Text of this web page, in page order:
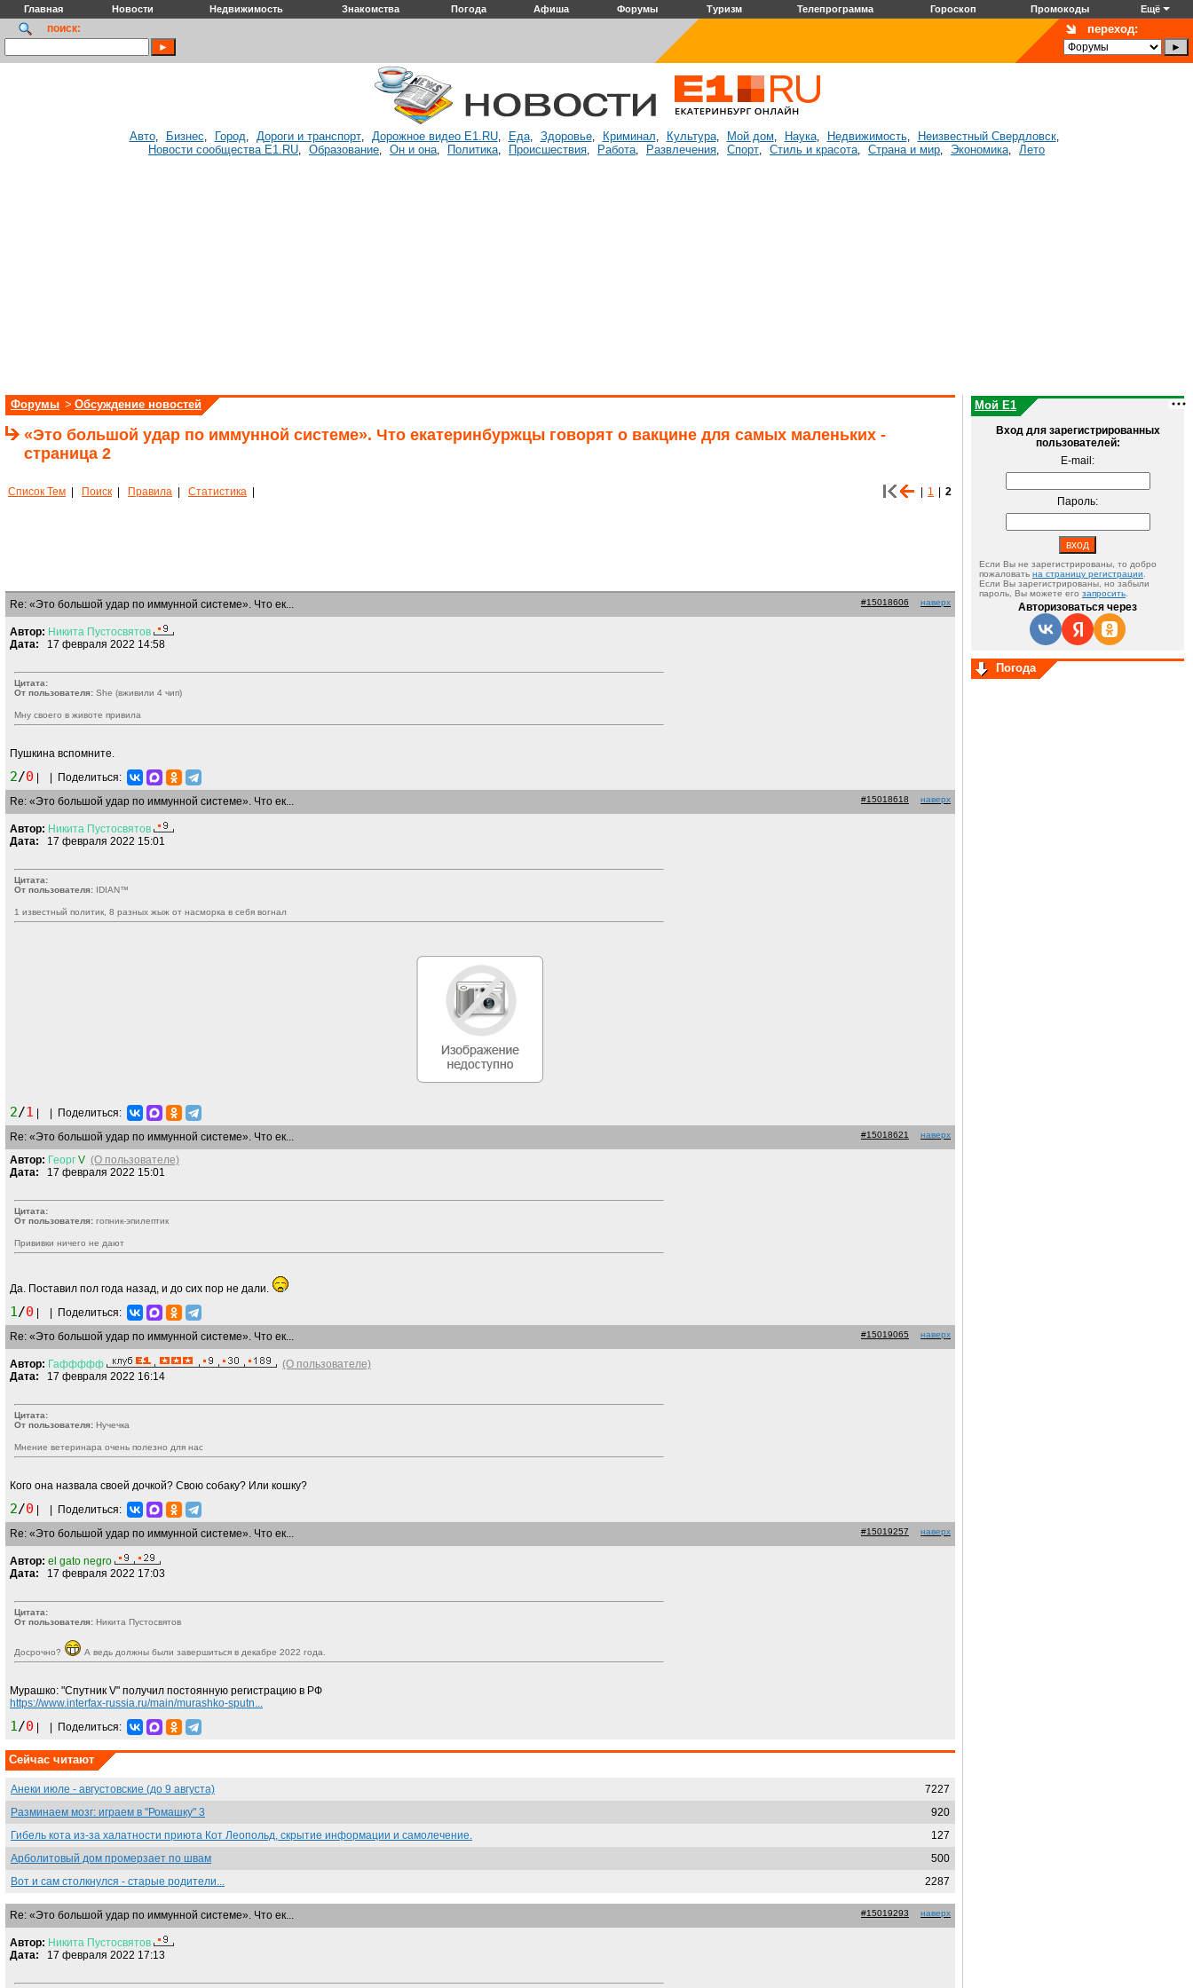
Главная Новости Недвижимость Знакомства Погода Афиша Форумы Туризм Телепрограмма Гороскоп Промокоды Ещё
поиск: переход:
Авто, Бизнес, Город, Дороги и транспорт, Дорожное видео E1.RU, Еда, Здоровье, Криминал, Культура, Мой дом, Наука, Недвижимость, Неизвестный Свердловск,
Новости сообщества E1.RU, Образование, Он и она, Политика, Происшествия, Работа, Развлечения, Спорт, Стиль и красота, Страна и мир, Экономика, Лето
Форумы > Обсуждение новостей
«Это большой удар по иммунной системе». Что екатеринбуржцы говорят о вакцине для самых маленьких -
страница 2
Список Тем Поиск Правила Статистика 1 2
Re: «Это большой удар по иммунной системе». Что ек... #15018606 наверх
Автор: Никита Пустосвятов
Дата: 17 февраля 2022 14:58
Цитата:
От пользователя: She (вживили 4 чип)
Мну своего в животе привила
Пушкина вспомните.
2/0
Поделиться:
Re: «Это большой удар по иммунной системе». Что ек...
#15018618 наверх
Автор: Никита Пустосвятов
Дата: 17 февраля 2022 15:01
Цитата:
От пользователя: IDIАN™
1 известный политик, 8 разных жыж от насморка в себя вогнал
2/1
Поделиться:
Re: «Это большой удар по иммунной системе». Что ек...
#15018621 наверх
Автор: Георг V (О пользователе)
Дата: 17 февраля 2022 15:01
Цитата:
От пользователя: гопник-эпилептик
Прививки ничего не дают
Да. Поставил пол года назад, и до сих пор не дали.
1/0
Поделиться:
Re: «Это большой удар по иммунной системе». Что ек...
#15019065 наверх
Автор: Гаффффф
(О пользователе)
Дата: 17 февраля 2022 16:14
Цитата:
От пользователя: Нучечка
Мнение ветеринара очень полезно для нас
Кого она назвала своей дочкой? Свою собаку? Или кошку?
2/0
Поделиться:
Re: «Это большой удар по иммунной системе». Что ек...
#15019257 наверх
Автор: el gato negro
Дата: 17 февраля 2022 17:03
Цитата:
От пользователя: Никита Пустосвятов
Досрочно? А ведь должны были завершиться в декабре 2022 года.
Мурашко: "Спутник V" получил постоянную регистрацию в РФ
https://www.interfax-russia.ru/main/murashko-sputn...
1/0 Поделиться:
Сейчас читают
Анеки июле - августовские (до 9 августа)
7227
Разминаем мозг: играем в "Ромашку" 3
920
Гибель кота из-за халатности приюта Кот Леопольд, скрытиe информации и самолечение.
127
Арболитовый дом промерзает по швам
500
Вот и сам столкнулся - старые родители...
2287
Re: «Это большой удар по иммунной системе». Что ек... #15019293 наверх
Автор: Никита Пустосвятов
Дата: 17 февраля 2022 17:13
Мой E1
Вход для зарегистрированных
пользователей:
E-mail:
Пароль:
Если Вы не зарегистрированы, то добро
пожаловать на страницу регистрации
Если Вы зарегистрированы, но забыли
пароль, Вы можете его запросить
Авторизоваться через
Погода